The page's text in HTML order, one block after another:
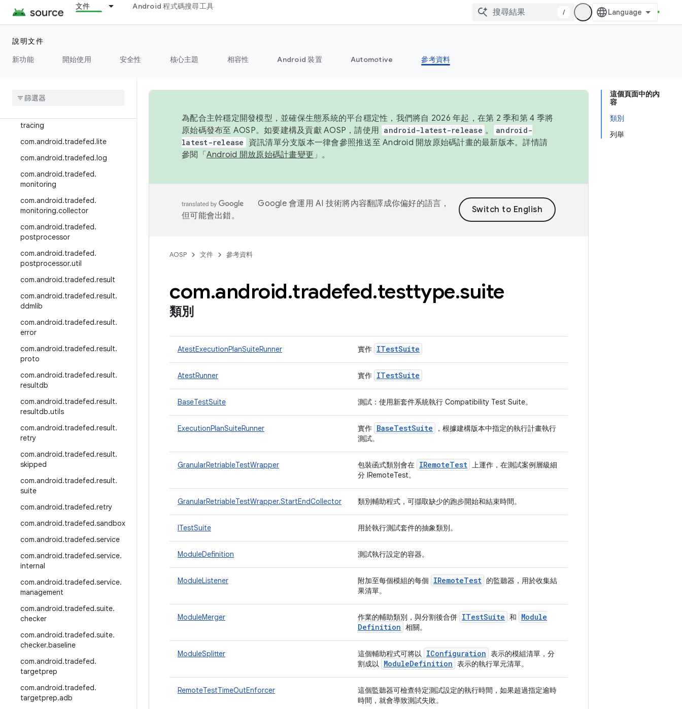
文件 Android 程式碼搜尋工具
/
說明文件
新功能
開始使用 安全性 核心主題 相容性 Android 裝置 Automotive 參考資料
com.android.tradefed.invoker.lo
gger
com.android.tradefed.invoker.s
andbox
com
.tradefed
.
shard.token
tracing
com.android.tradefed.lite
com.android.tradefed.log
com.android.tradefed.
monitoring
com.android.tradefed.
monitoring.collector
com.android.tradefed.
postprocessor
com.android.tradefed.
postprocessor.util
com.android.tradefed.result
com.android.tradefed.result.
ddmlib
com.android.tradefed.result.
error
com.android.tradefed.result.
proto
com.android.tradefed.result.
resultdb
com.android.tradefed.result.
resultdb.utils
com.android.tradefed.result.
retry
com.android.tradefed.result.
skipped
com.android.tradefed.result.
suite
com.android.tradefed.retry
com.android.tradefed.sandbox
com.android.tradefed.service
com.android.tradefed.service.
internal
com.android.tradefed.service.
management
com.android.tradefed.suite.
checker
com.android.tradefed.suite.
checker.baseline
com.android.tradefed.
targetprep
com.android.tradefed.
targetprep.adb
這個頁面中的內
容
類別
列舉
為配合主幹穩定開發模型，並確保生態系統的平台穩定性，我們將自 2026 年起，在第 2 季和第 4 季將
原始碼發布至 AOSP。如要建構及貢獻 AOSP，請使用 android-latest-release 。
android-
latest-release
資訊清單分支版本一律會參照推送至 Android 開放原始碼計畫的最新版本。詳情請
參閱「 Android 開放原始碼計畫變更 」。
Google 會運用 AI 技術將內容翻譯成你偏好的語言，
但可能會出錯。
AOSP 文件 參考資料
com.android.tradefed.testtype.suite
類別
AtestExecutionPlanSuiteRunner 實作 ITestSuite
AtestRunner 實作 ITestSuite
BaseTestSuite 測試：使用新套件系統執行 Compatibility Test Suite。
ExecutionPlanSuiteRunner 實作 BaseTestSuite
，根據建構版本中指定的執行計畫執行
測試。
GranularRetriableTestWrapper 包裝函式類別會在 IRemoteTest 上運作，在測試案例層級細
分 IRemoteTest。
GranularRetriableTestWrapper.StartEndCollector 類別輔助程式，可擷取缺少的跑步開始和結束時間。
ITestSuite 用於執行測試套件的抽象類別。
ModuleDefinition 測試執行設定的容器。
ModuleListener 附加至每個模組的每個 IRemoteTest 的監聽器，用於收集結
果清單。
ModuleMerger 作業的輔助類別，與分割後合併 ITestSuite 和
Module
Definition 相關。
ModuleSplitter 這個輔助程式可將以 IConfiguration 表示的模組清單，分
割成以
ModuleDefinition 表示的執行單元清單。
RemoteTestTimeOutEnforcer
這個監聽器可檢查特定測試設定的執行時間，如果超過指定逾時
時間，就會導致測試失敗。